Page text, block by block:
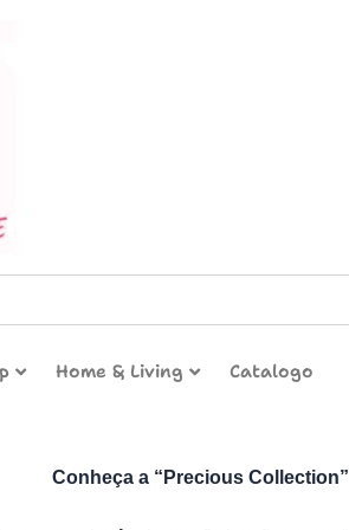
Home & Living Catalogo
Conheça a “Precious